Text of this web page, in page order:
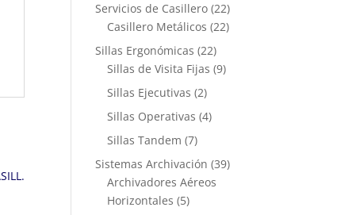
Servicios de Casillero (22)
Casillero Metálicos (22)
Sillas Ergonómicas (22)
Sillas de Visita Fijas (9)
Sillas Ejecutivas (2)
Sillas Operativas (4)
Sillas Tandem (7)
Sistemas Archivación (39)
Archivadores Aéreos
Horizontales (5)